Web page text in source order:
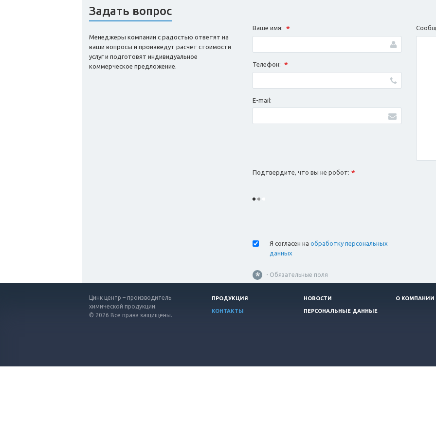
Задать вопрос
Менеджеры компании с радостью ответят на
ваши вопросы и произведут расчет стоимости
услуг и подготовят индивидуальное
коммерческое предложение.
Ваше имя: *
Телефон: *
E-mail:
Подтвердите, что вы не робот: *
Я согласен на обработку персональных
данных
* - Обязательные поля
Цинк центр – производитель
химической продукции.
© 2026 Все права защищены.
ПРОДУКЦИЯ НОВОСТИ О КОМПАНИИ
КОНТАКТЫ ПЕРСОНАЛЬНЫЕ ДАННЫЕ